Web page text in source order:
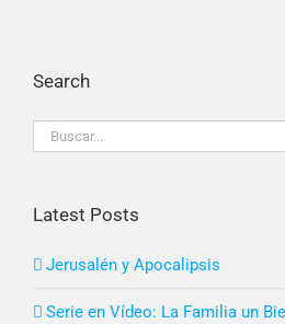
Search
Buscar:
Latest Posts
Jerusalén y Apocalipsis
Serie en Vídeo: La Familia un